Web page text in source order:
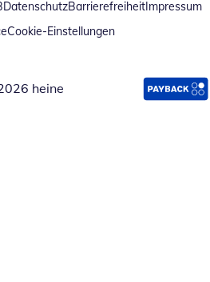
DatenschutzBarrierefreiheitImpressum
Cookie-Einstellungen
heine